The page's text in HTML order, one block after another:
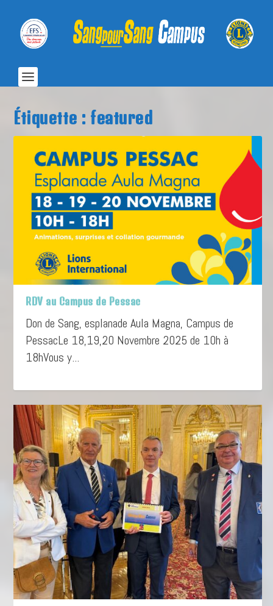
Étiquette : featured
RDV au Campus de Pessac
Don de Sang, esplanade Aula Magna, Campus de
PessacLe 18,19,20 Novembre 2025 de 10h à
18hVous y...